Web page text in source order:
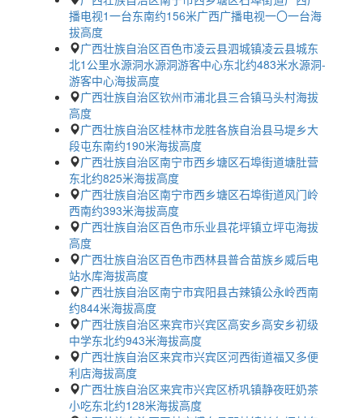
播电视1一台东南约156米广西广播电视一〇一台海
拔高度
广西壮族自治区百色市凌云县泗城镇凌云县城东
北1公里水源洞水源洞游客中心东北约483米水源洞-
游客中心海拔高度
广西壮族自治区钦州市浦北县三合镇马头村海拔
高度
广西壮族自治区桂林市龙胜各族自治县马堤乡大
段屯东南约190米海拔高度
广西壮族自治区南宁市西乡塘区石埠街道塘肚营
东北约825米海拔高度
广西壮族自治区南宁市西乡塘区石埠街道风门岭
西南约393米海拔高度
广西壮族自治区百色市乐业县花坪镇立坪屯海拔
高度
广西壮族自治区百色市西林县普合苗族乡威后电
站水库海拔高度
广西壮族自治区南宁市宾阳县古辣镇公永岭西南
约844米海拔高度
广西壮族自治区来宾市兴宾区高安乡高安乡初级
中学东北约943米海拔高度
广西壮族自治区来宾市兴宾区河西街道福又多便
利店海拔高度
广西壮族自治区来宾市兴宾区桥巩镇静夜旺奶茶
小吃东北约128米海拔高度